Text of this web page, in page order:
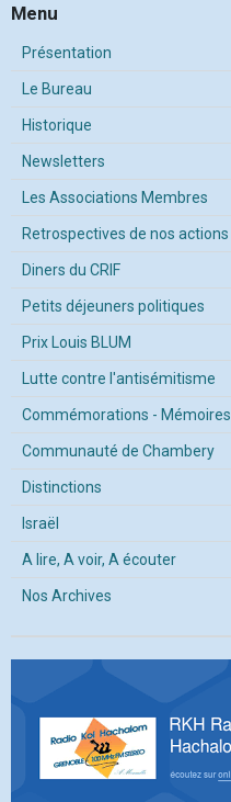
Menu
Présentation
Le Bureau
Historique
Newsletters
Les Associations Membres
Retrospectives de nos actions
Diners du CRIF
Petits déjeuners politiques
Prix Louis BLUM
Lutte contre l'antisémitisme
Commémorations - Mémoires
Communauté de Chambery
Distinctions
Israël
A lire, A voir, A écouter
Nos Archives